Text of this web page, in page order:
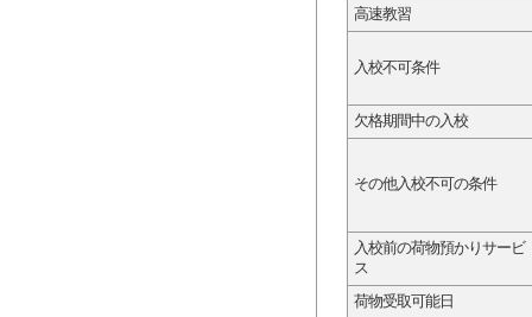
高速教習
入校不可条件
欠格期間中の入校
その他入校不可の条件
入校前の荷物預かりサービ
ス
荷物受取可能日